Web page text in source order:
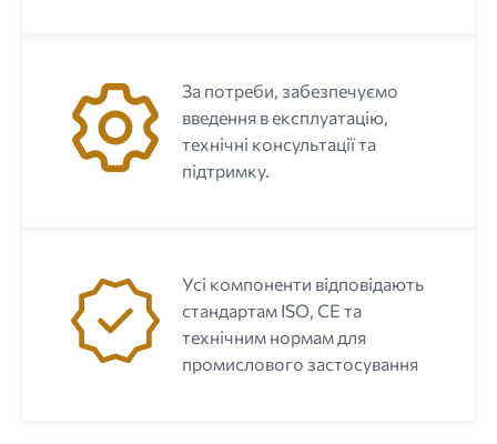
За потреби, забезпечуємо
введення в експлуатацію,
технічні консультації та
підтримку.
Усі компоненти відповідають
стандартам ISO, CE та
технічним нормам для
промислового застосування